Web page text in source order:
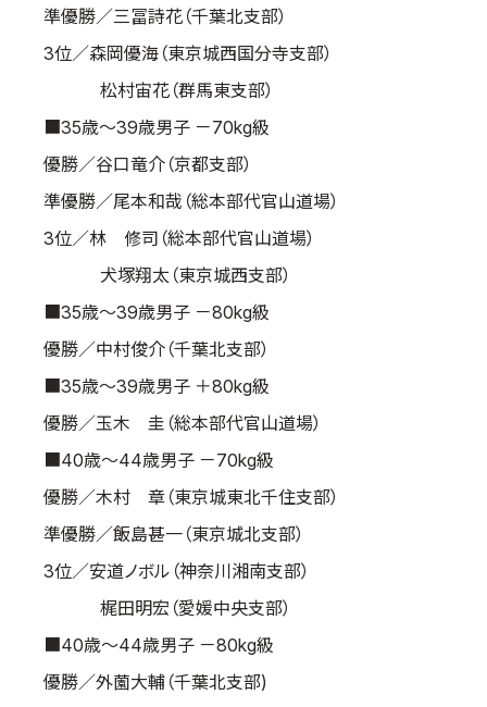
準優勝／三冨詩花（千葉北支部）
3位／森岡優海（東京城西国分寺支部）
松村宙花（群馬東支部）
■35歳～39歳男子 －70kg級
優勝／谷口竜介（京都支部）
準優勝／尾本和哉（総本部代官山道場）
3位／林 修司（総本部代官山道場）
犬塚翔太（東京城西支部）
■35歳～39歳男子 －80kg級
優勝／中村俊介（千葉北支部）
■35歳～39歳男子 ＋80kg級
優勝／玉木 圭（総本部代官山道場）
■40歳～44歳男子 －70kg級
優勝／木村 章（東京城東北千住支部）
準優勝／飯島甚一（東京城北支部）
3位／安道ノボル（神奈川湘南支部）
梶田明宏（愛媛中央支部）
■40歳～44歳男子 －80kg級
優勝／外薗大輔（千葉北支部)